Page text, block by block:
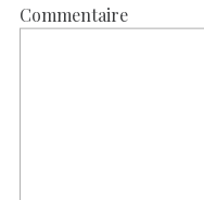
Commentaire